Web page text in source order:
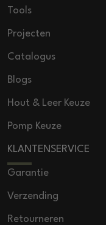
Tools
Projecten
Catalogus
Blogs
Hout & Leer Keuze
Pomp Keuze
KLANTENSERVICE
Garantie
Verzending
Retourneren